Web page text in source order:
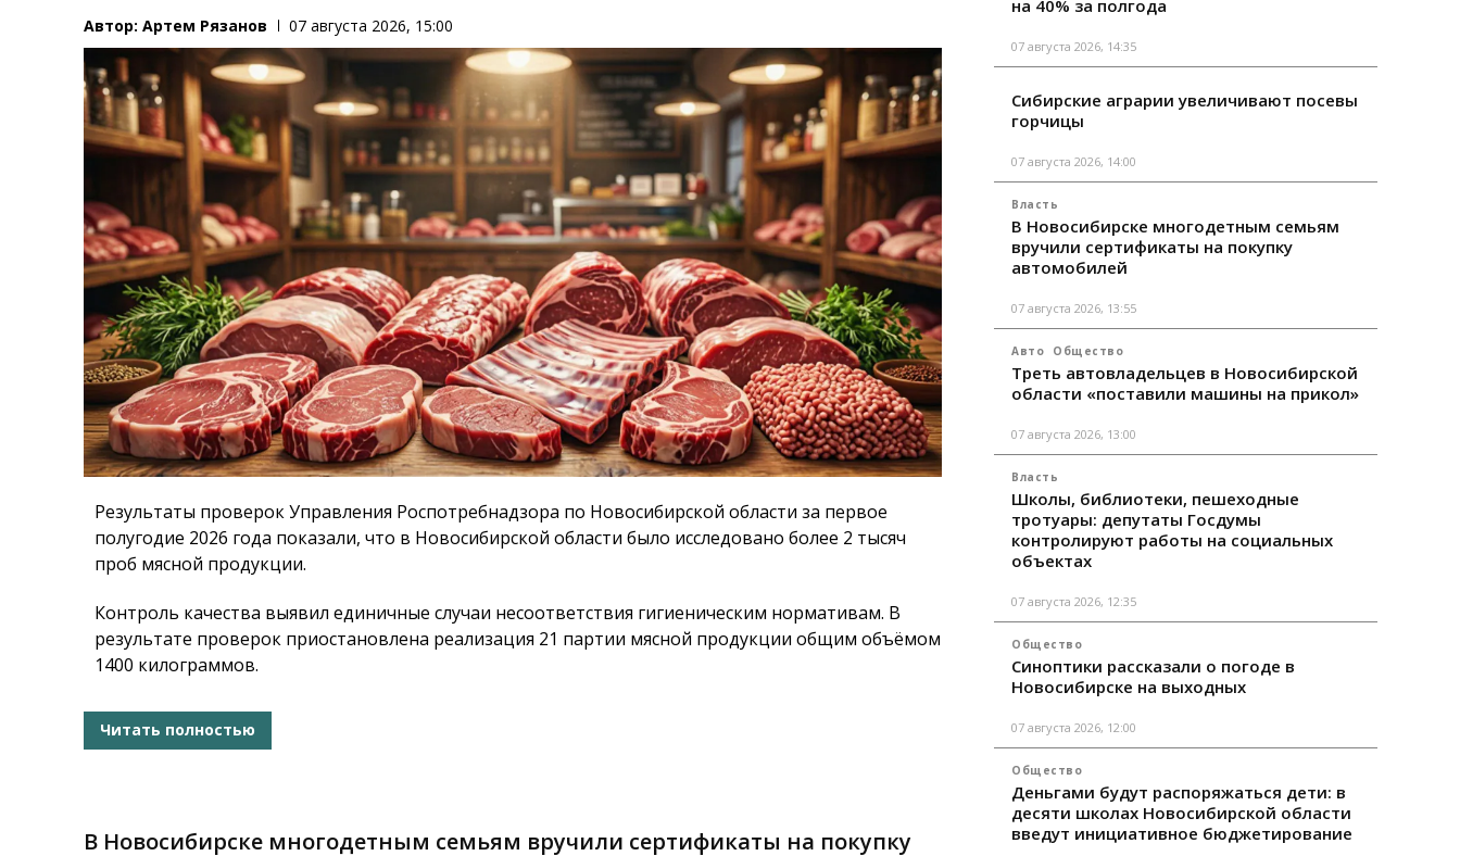
Автор:Артем Рязанов 07 августа 2026, 15:00
Результаты проверок Управления Роспотребнадзора по Новосибирской области за первое
полугодие 2026 года показали, что в Новосибирской области было исследовано более 2 тысяч
проб мясной продукции.
Контроль качества выявил единичные случаи несоответствия гигиеническим нормативам. В
результате проверок приостановлена реализация 21 партии мясной продукции общим объёмом
1400 килограммов.
Читать полностью
В Новосибирске многодетным семьям вручили сертификаты на покупку
на 40% за полгода
07 августа 2026, 14:35
Сибирские аграрии увеличивают посевы
горчицы
07 августа 2026, 14:00
Власть
В Новосибирске многодетным семьям
вручили сертификаты на покупку
автомобилей
07 августа 2026, 13:55
Авто Общество
Треть автовладельцев в Новосибирской
области «поставили машины на прикол»
07 августа 2026, 13:00
Власть
Школы, библиотеки, пешеходные
тротуары: депутаты Госдумы
контролируют работы на социальных
объектах
07 августа 2026, 12:35
Общество
Синоптики рассказали о погоде в
Новосибирске на выходных
07 августа 2026, 12:00
Общество
Деньгами будут распоряжаться дети: в
десяти школах Новосибирской области
введут инициативное бюджетирование